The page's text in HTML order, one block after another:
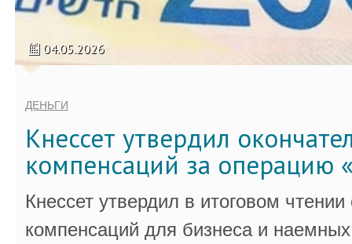
04.05.2026
ДЕНЬГИ
Кнессет утвердил
компенсаций за операцию
Кнессет утвердил в итоговом
компенсаций для бизнеса и